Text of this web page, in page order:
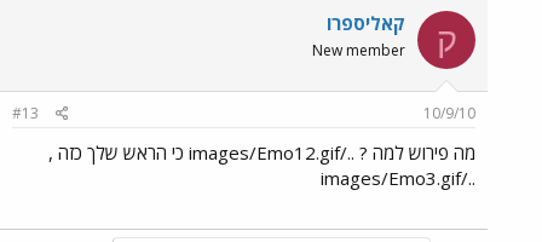
ק קאליספרו
New member
10/9/10
#13
מה פירוש למה ? ../images/Emo12.gif כי הראש שלך כזה ,
../images/Emo3.gif